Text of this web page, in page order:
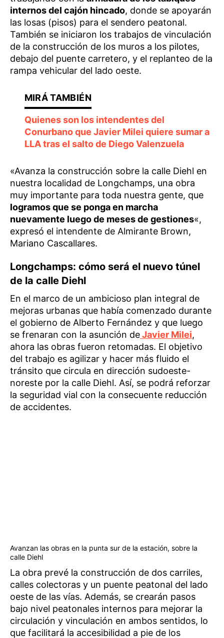
internos del cajón hincado, donde se apoyarán
las losas (pisos) para el sendero peatonal.
También se iniciaron los trabajos de vinculación
de la construcción de los muros a los pilotes,
debajo del puente carretero, y el replanteo de la
rampa vehicular del lado oeste.
Quienes son los intendentes del
Conurbano que Javier Milei quiere sumar a
LLA tras el salto de Diego Valenzuela
«Avanza la construcción sobre la calle Diehl en
nuestra localidad de Longchamps, una obra
muy importante para toda nuestra gente, que
logramos que se ponga en marcha
nuevamente luego de meses de gestiones«,
expresó el intendente de Almirante Brown,
Mariano Cascallares.
Longchamps: cómo será el nuevo túnel
de la calle Diehl
En el marco de un ambicioso plan integral de
mejoras urbanas que había comenzado durante
el gobierno de Alberto Fernández y que luego
se frenaran con la asunción deJavier Milei,
ahora las obras fueron retomadas. El objetivo
del trabajo es agilizar y hacer más fluido el
tránsito que circula en dirección sudoeste-
noreste por la calle Diehl. Así, se podrá reforzar
la seguridad vial con la consecuente reducción
de accidentes.
Avanzan las obras en la punta sur de la estación, sobre la
calle Diehl
La obra prevé la construcción de dos carriles,
calles colectoras y un puente peatonal del lado
oeste de las vías. Además, se crearán pasos
bajo nivel peatonales internos para mejorar la
circulación y vinculación en ambos sentidos, lo
que facilitará la accesibilidad a pie de los